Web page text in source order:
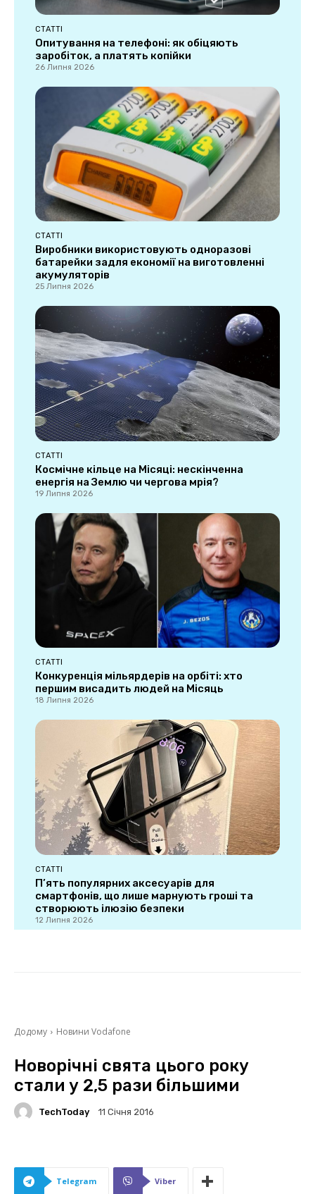
СТАТТІ
Опитування на телефоні: як обіцяють
заробіток, а платять копійки
26 Липня 2026
СТАТТІ
Виробники використовують одноразові
батарейки задля економії на виготовленні
акумуляторів
25 Липня 2026
СТАТТІ
Космічне кільце на Місяці: нескінченна
енергія на Землю чи чергова мрія?
19 Липня 2026
СТАТТІ
Конкуренція мільярдерів на орбіті: хто
першим висадить людей на Місяць
18 Липня 2026
СТАТТІ
П’ять популярних аксесуарів для
смартфонів, що лише марнують гроші та
створюють ілюзію безпеки
12 Липня 2026